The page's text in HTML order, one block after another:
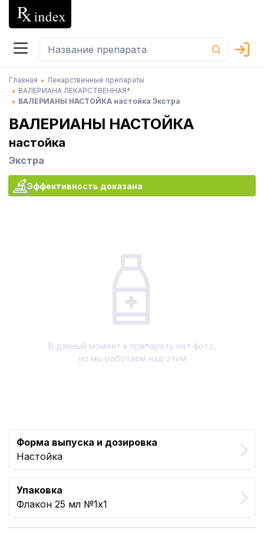
Главная
Лекарственные препараты
ВАЛЕРИАНА ЛЕКАРСТВЕННАЯ*
ВАЛЕРИАНЫ НАСТОЙКА настойка Экстра
ВАЛЕРИАНЫ НАСТОЙКА
настойка
Экстра
Эффективность доказана
В данный момент к препарату нет фото,
но мы работаем над этим
Форма выпуска и дозировка
Настойка
Упаковка
Флакон 25 мл №1x1